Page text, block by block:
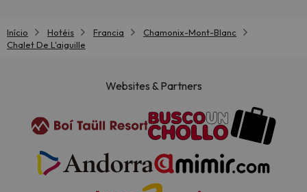
Início Hotéis Francia
Chamonix-Mont-Blanc
Chalet De L'aiguille
Websites & Partners